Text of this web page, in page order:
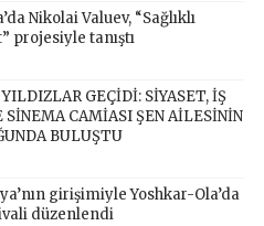
Nikolai Valuev, “Sağlıklı
projesiyle tanıştı
YILDIZLAR GEÇİDİ: SİYASET, İŞ
SİNEMA CAMİASI ŞEN AİLESİNİN
BULUŞTU
girişimiyle Yoshkar-Ola’da
düzenlendi